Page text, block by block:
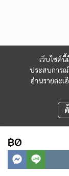
฿0
เว็บไซต์
ประสบการณ์
อ่านรายละเ